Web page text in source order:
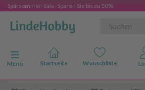
Spätsommer-Sale- Sparen Sie bis zu 50%
Anzeige ändern
Menü